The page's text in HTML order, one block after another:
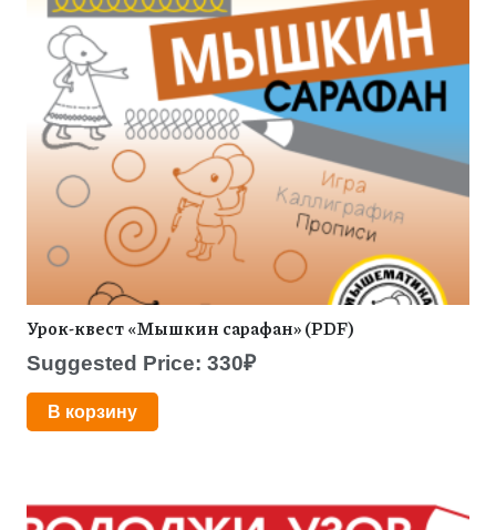
Урок-квест «Мышкин сарафан» (PDF)
Suggested Price: 330₽
В корзину